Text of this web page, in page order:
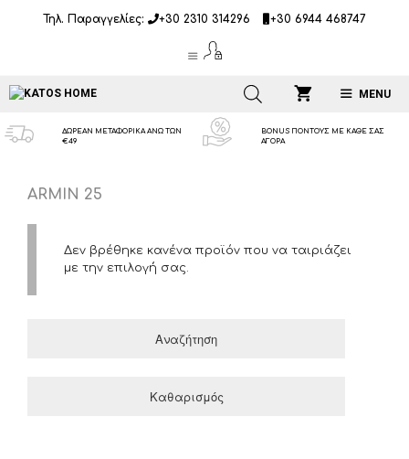
Τηλ. Παραγγελίες: +30 2310 314296 +30 6944 468747
MENU
ΔΩΡΕΑΝ ΜΕΤΑΦΟΡΙΚΑ ΑΝΩ ΤΩΝ
€49
BONUS ΠΟΝΤΟΥΣ ΜΕ ΚΑΘΕ ΣΑΣ
ΑΓΟΡΑ
ARMIN 25
Δεν βρέθηκε κανένα προϊόν που να ταιριάζει
με την επιλογή σας.
Αναζήτηση
Καθαρισμός